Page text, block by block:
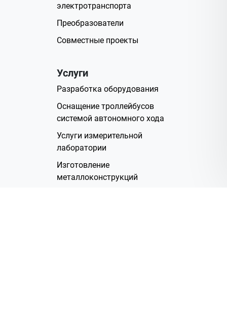
электротранспорта
Преобразователи
Совместные проекты
Услуги
Разработка оборудования
Оснащение троллейбусов
системой автономного хода
Услуги измерительной
лаборатории
Изготовление
металлоконструкций